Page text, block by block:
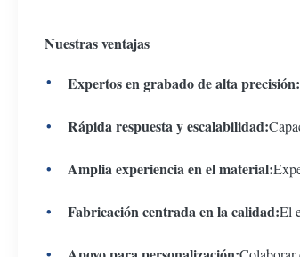
Nuestras ventajas
Expertos en grabado de alta precisión:
Rápida respuesta y escalabilidad:
Amplia experiencia en el material:
Fabricación centrada en la calidad:El